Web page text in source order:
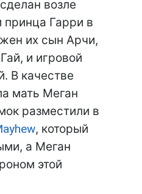
возле
Гарри в
их сын Арчи,
и игровой
В качестве
мать Меган
разместили в
, который
а Меган
этой